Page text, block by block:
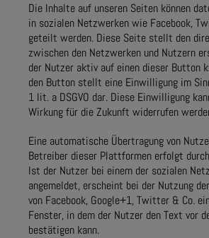
Die Inhalte auf unseren Seiten können
in sozialen Netzwerken wie Facebook,
geteilt werden. Diese Seite stellt den
zwischen den Netzwerken und Nutzern
der Nutzer aktiv auf einen dieser Button
den Button stellt eine Einwilligung im
1 lit. a DSGVO dar. Diese Einwilligung
Wirkung für die Zukunft widerrufen
Eine automatische Übertragung von
Betreiber dieser Plattformen erfolgt
Ist der Nutzer bei einem der sozialen
angemeldet, erscheint bei der Nutzung
von Facebook, Google+1, Twitter & Co.
Fenster, in dem der Nutzer den Text vor
bestätigen kann.